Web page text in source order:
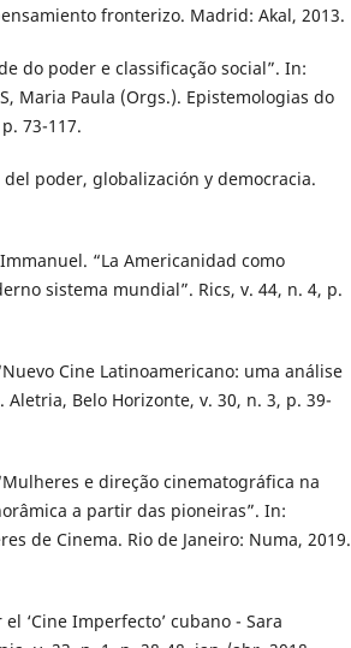
fronterizo. Madrid: Akal, 2013.
do poder e classificação social”. In:
Maria Paula (Orgs.). Epistemologias do
73-117.
poder, globalización y democracia.
“La Americanidad como
sistema mundial”. Rics, v. 44, n. 4, p.
Cine Latinoamericano: uma análise
Belo Horizonte, v. 30, n. 3, p. 39-
e direção cinematográfica na
a partir das pioneiras”. In:
de Cinema. Rio de Janeiro: Numa, 2019.
‘Cine Imperfecto’ cubano - Sara